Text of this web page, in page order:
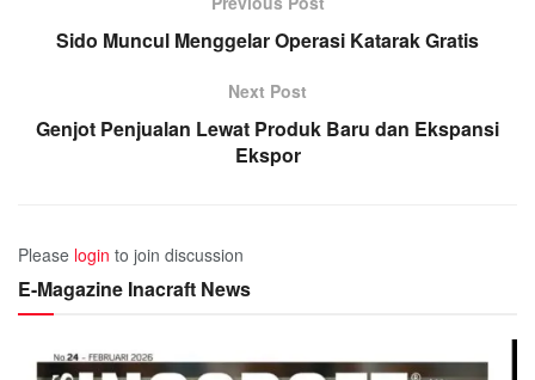
Sido Muncul Menggelar Operasi Katarak Gratis
Next Post
Genjot Penjualan Lewat Produk Baru dan Ekspansi
Ekspor
Please login to join discussion
E-Magazine Inacraft News